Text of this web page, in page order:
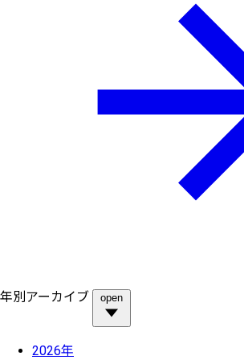
年別アーカイブ open
2026年